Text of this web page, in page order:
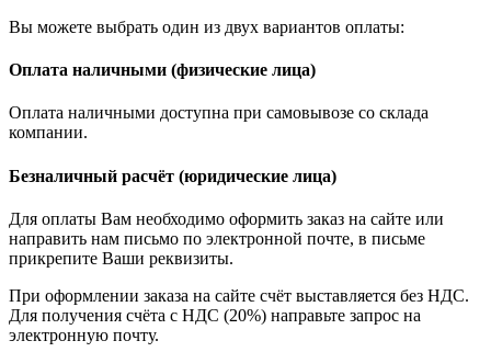
Вы можете выбрать один из двух вариантов оплаты:
Оплата наличными (физические лица)
Оплата наличными доступна при самовывозе со склада
компании.
Безналичный расчёт (юридические лица)
Для оплаты Вам необходимо оформить заказ на сайте или
направить нам письмо по электронной почте, в письме
прикрепите Ваши реквизиты.
При оформлении заказа на сайте счёт выставляется без НДС.
Для получения счёта с НДС (20%) направьте запрос на
электронную почту.